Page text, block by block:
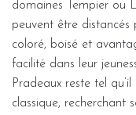
domaines Tempier ou
peuvent être distancés
coloré, boisé et
facilité dans leur
Pradeaux reste tel
classique, recherchant